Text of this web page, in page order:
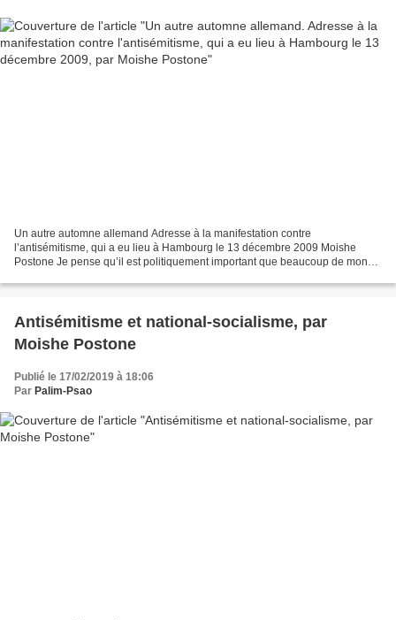
Un autre automne allemand Adresse à la manifestation contre
l’antisémitisme, qui a eu lieu à Hambourg le 13 décembre 2009 Moishe
Postone Je pense qu’il est politiquement important que beaucoup de monde
Antisémitisme et national-socialisme, par
Moishe Postone
Publié le 17/02/2019 à 18:06
Par Palim-Psao